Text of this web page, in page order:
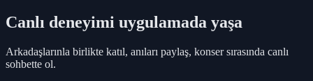
Canlı deneyimi uygulamada yaşa
Arkadaşlarınla birlikte katıl, anıları paylaş, konser sırasında canlı
sohbette ol.